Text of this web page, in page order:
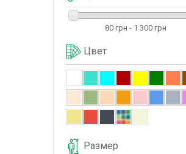
80 грн - 1 300 грн
Цвет
Размер